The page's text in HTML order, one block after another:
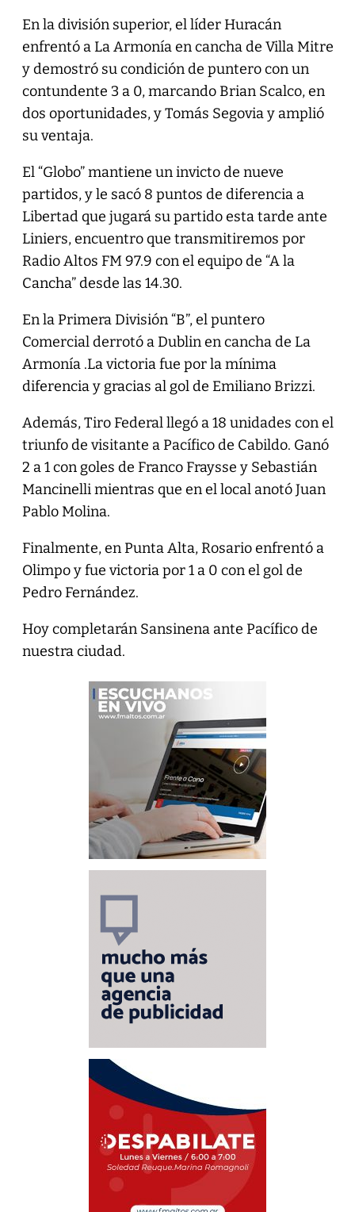
En la división superior, el líder Huracán
enfrentó a La Armonía en cancha de Villa Mitre
y demostró su condición de puntero con un
contundente 3 a 0, marcando Brian Scalco, en
dos oportunidades, y Tomás Segovia y amplió
su ventaja.
El “Globo” mantiene un invicto de nueve
partidos, y le sacó 8 puntos de diferencia a
Libertad que jugará su partido esta tarde ante
Liniers, encuentro que transmitiremos por
Radio Altos FM 97.9 con el equipo de “A la
Cancha” desde las 14.30.
En la Primera División “B”, el puntero
Comercial derrotó a Dublin en cancha de La
Armonía .La victoria fue por la mínima
diferencia y gracias al gol de Emiliano Brizzi.
Además, Tiro Federal llegó a 18 unidades con el
triunfo de visitante a Pacífico de Cabildo. Ganó
2 a 1 con goles de Franco Fraysse y Sebastián
Mancinelli mientras que en el local anotó Juan
Pablo Molina.
Finalmente, en Punta Alta, Rosario enfrentó a
Olimpo y fue victoria por 1 a 0 con el gol de
Pedro Fernández.
Hoy completarán Sansinena ante Pacífico de
nuestra ciudad.